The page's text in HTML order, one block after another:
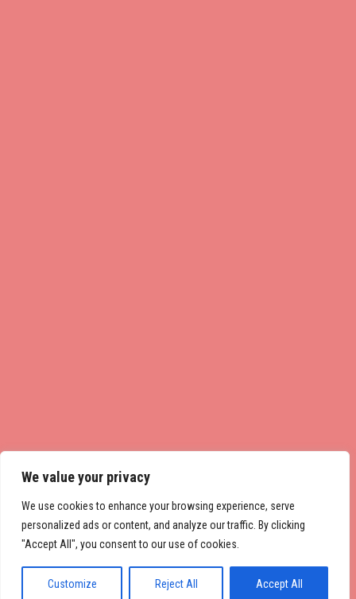
We value your privacy
We use cookies to enhance your browsing experience, serve
personalized ads or content, and analyze our traffic. By clicking
"Accept All", you consent to our use of cookies.
Customize Reject All Accept All